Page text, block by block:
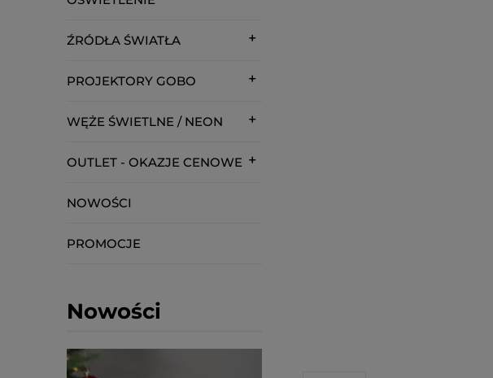
ŹRÓDŁA ŚWIATŁA
PROJEKTORY GOBO
WĘŻE ŚWIETLNE / NEON
OUTLET - OKAZJE CENOWE
NOWOŚCI
PROMOCJE
Nowości